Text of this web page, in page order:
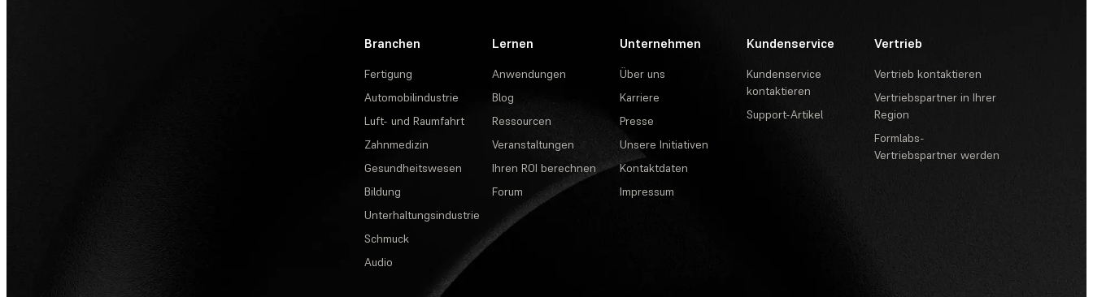
Branchen
Fertigung
Automobilindustrie
Luft- und Raumfahrt
Zahnmedizin
Gesundheitswesen
Bildung
Unterhaltungsindustrie
Schmuck
Audio
Lernen
Anwendungen
Blog
Ressourcen
Veranstaltungen
Ihren ROI berechnen
Forum
Unternehmen
Über uns
Karriere
Presse
Unsere Initiativen
Kontaktdaten
Impressum
Kundenservice
Kundenservice
kontaktieren
Support-Artikel
Vertrieb
Vertrieb kontaktieren
Vertriebspartner in Ihrer
Region
Formlabs-
Vertriebspartner werden